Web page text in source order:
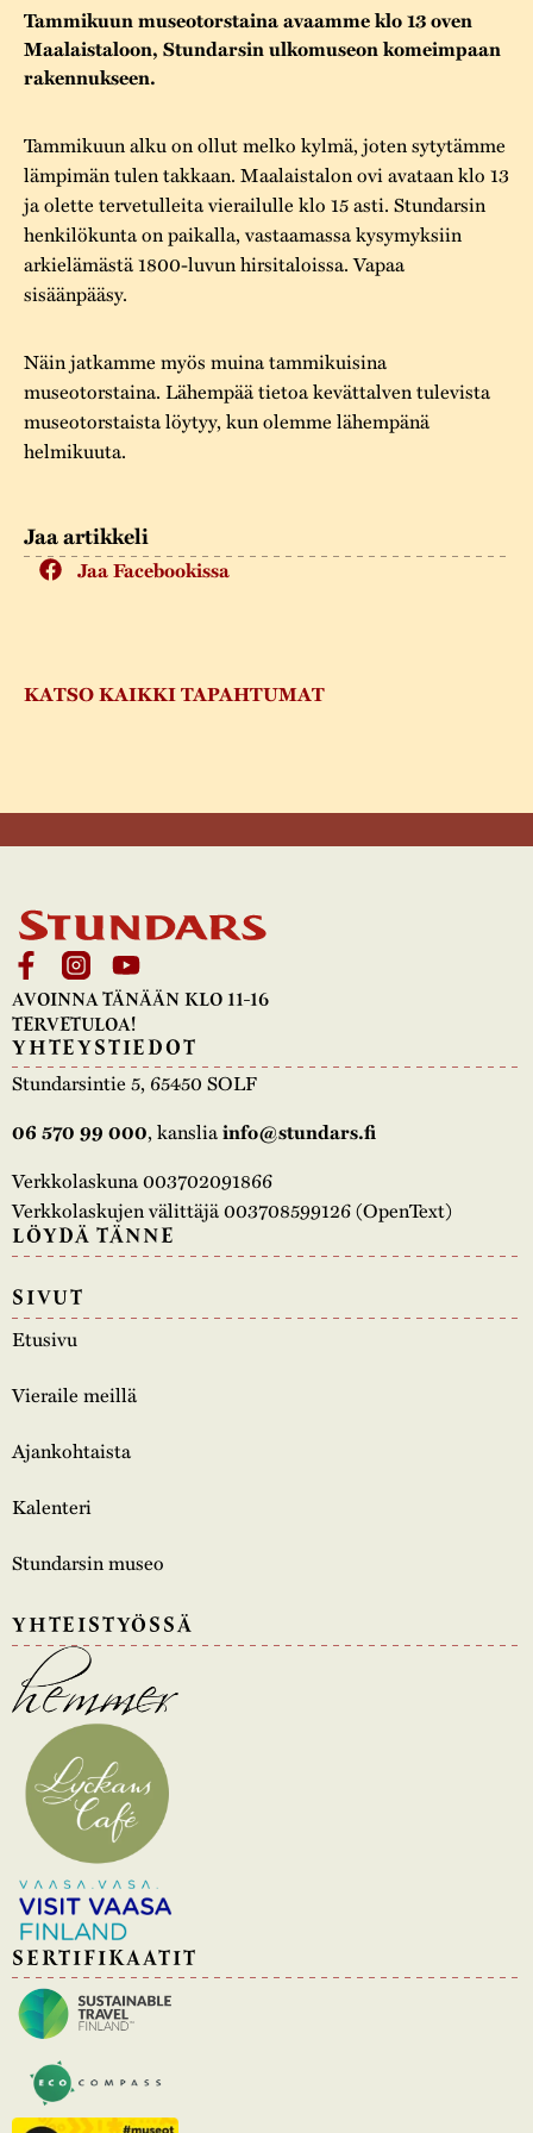
Vaellusreitti
Saavutettavuus
Turvallisuus
Yhteystiedot
Varaa tilat
Jarl Hemmer
Rakennukset
Museokokoelmat
Museopedagogiikka
Käsityö
YSTÄVÄT
Vuosikertomukset
Vuoden Gunnar
Jaa artikkeli
Jaa Facebookissa
KATSO KAIKKI TAPAHTUMAT
Tammikuun museotorstaina avaamme klo 13 oven
Maalaistaloon, Stundarsin ulkomuseon komeimpaan
rakennukseen.
Tammikuun alku on ollut melko kylmä, joten sytytämme
lämpimän tulen takkaan. Maalaistalon ovi avataan klo 13
ja olette tervetulleita vierailulle klo 15 asti. Stundarsin
henkilökunta on paikalla, vastaamassa kysymyksiin
arkielämästä 1800-luvun hirsitaloissa. Vapaa
sisäänpääsy.
Näin jatkamme myös muina tammikuisina
museotorstaina. Lähempää tietoa kevättalven tulevista
museotorstaista löytyy, kun olemme lähempänä
helmikuuta.
AVOINNA TÄNÄÄN KLO 11-16
TERVETULOA!
YHTEYSTIEDOT
Stundarsintie 5, 65450 SOLF
06 570 99 000, kansliainfo@stundars.fi
Verkkolaskuna 003702091866
Verkkolaskujen välittäjä 003708599126 (OpenText)
LÖYDÄ TÄNNE
SIVUT
Etusivu
Vieraile meillä
Ajankohtaista
Kalenteri
Stundarsin museo
YHTEISTYÖSSÄ
SERTIFIKAATIT